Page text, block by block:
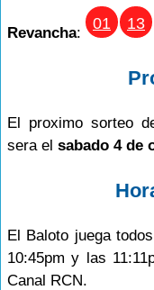
Revancha:
01 13
El proximo sorteo
sera el sabado 4 de
El Baloto juega
10:45pm y las
Canal RCN.